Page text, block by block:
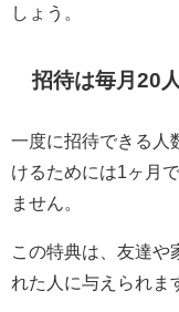
しょう。
招待は毎月20
一度に招待できる人
けるためには1ヶ月
ません。
この特典は、友達や
れた人に与えられま